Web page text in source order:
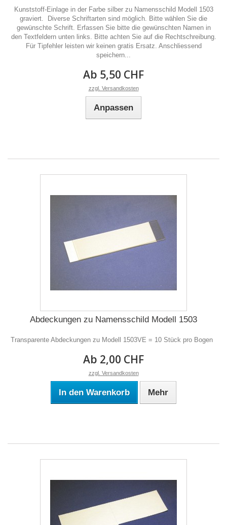
Kunststoff-Einlage in der Farbe silber zu Namensschild Modell 1503
graviert. Diverse Schriftarten sind möglich. Bitte wählen Sie die
gewünschte Schrift. Erfassen Sie bitte die gewünschten Namen in
den Textfeldern unten links. Bitte achten Sie auf die Rechtschreibung.
Für Tipfehler leisten wir keinen gratis Ersatz. Anschliessend
speichern...
Ab 5,50 CHF
zzgl. Versandkosten
Anpassen
Abdeckungen zu Namensschild Modell 1503
Transparente Abdeckungen zu Modell 1503VE = 10 Stück pro Bogen
Ab 2,00 CHF
zzgl. Versandkosten
In den Warenkorb Mehr